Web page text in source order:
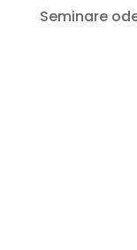
Seminare